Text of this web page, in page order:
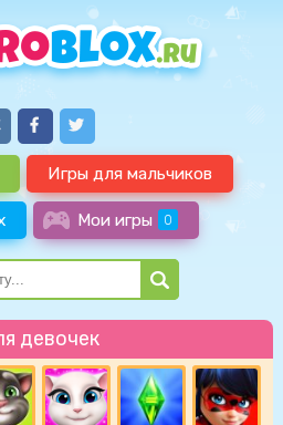
Игры для мальчиков
Мои игры 0
девочек